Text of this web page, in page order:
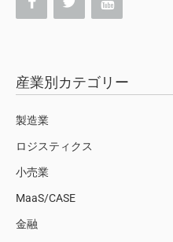
産業別カテゴリー
製造業
ロジスティクス
小売業
MaaS/CASE
金融